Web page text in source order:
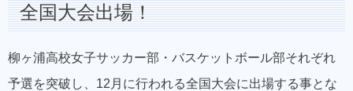
全国大会出場！
柳ヶ浦高校女子サッカー部・バスケットボール部それぞれ
予選を突破し、12月に行われる全国大会に出場する事とな